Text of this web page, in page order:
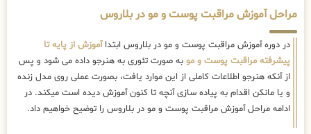
مراحل آموزش مراقبت پوست و مو در بلاروس
در دوره آموزش مراقبت پوست و مو در بلاروس ابتداآموزش از پایه تا
پیشرفته مراقبت پوست و مو به صورت تئوری به هنرجو داده می شود و پس
از آنکه هنرجو اطلاعات کاملی از این موارد یافت، بصورت عملی روی مدل زنده
و یا مانکن اقدام به پیاده سازی آنچه تا کنون آموزش دیده است میکند. در
ادامه مراحل آموزش مراقبت پوست و مو در بلاروس را توضیح خواهیم داد.